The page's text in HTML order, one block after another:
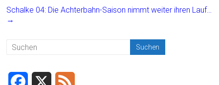
o
Schalke 04: Die Achterbahn-Saison nimmt weiter ihren Lauf…
→